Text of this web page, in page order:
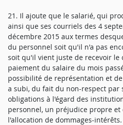
21. Il ajoute que le salarié, qui
ainsi que ses courriels des 4
décembre 2015 aux termes
du personnel soit qu'il n'a pas
soit qu'il vient juste de recevoir le
paiement du salaire du mois
possibilité de représentation et
a subi, du fait du non-respect par
obligations à l'égard des
personnel, un préjudice propre
l'allocation de dommages-intérêts.